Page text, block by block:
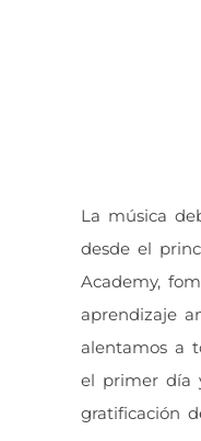
La música
desde el
Academy,
aprendizaje
alentamos a
el primer día
gratificación